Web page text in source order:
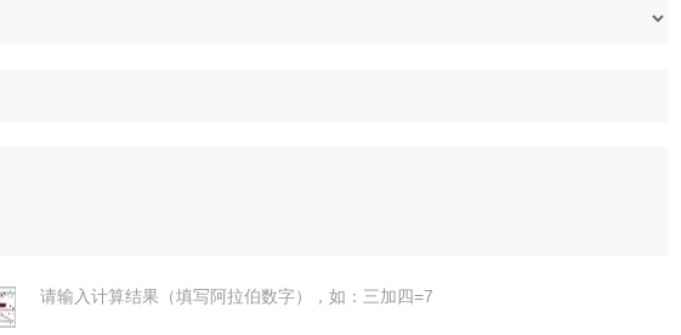
请输入计算结果（填写阿拉伯数字），如：三加四=7